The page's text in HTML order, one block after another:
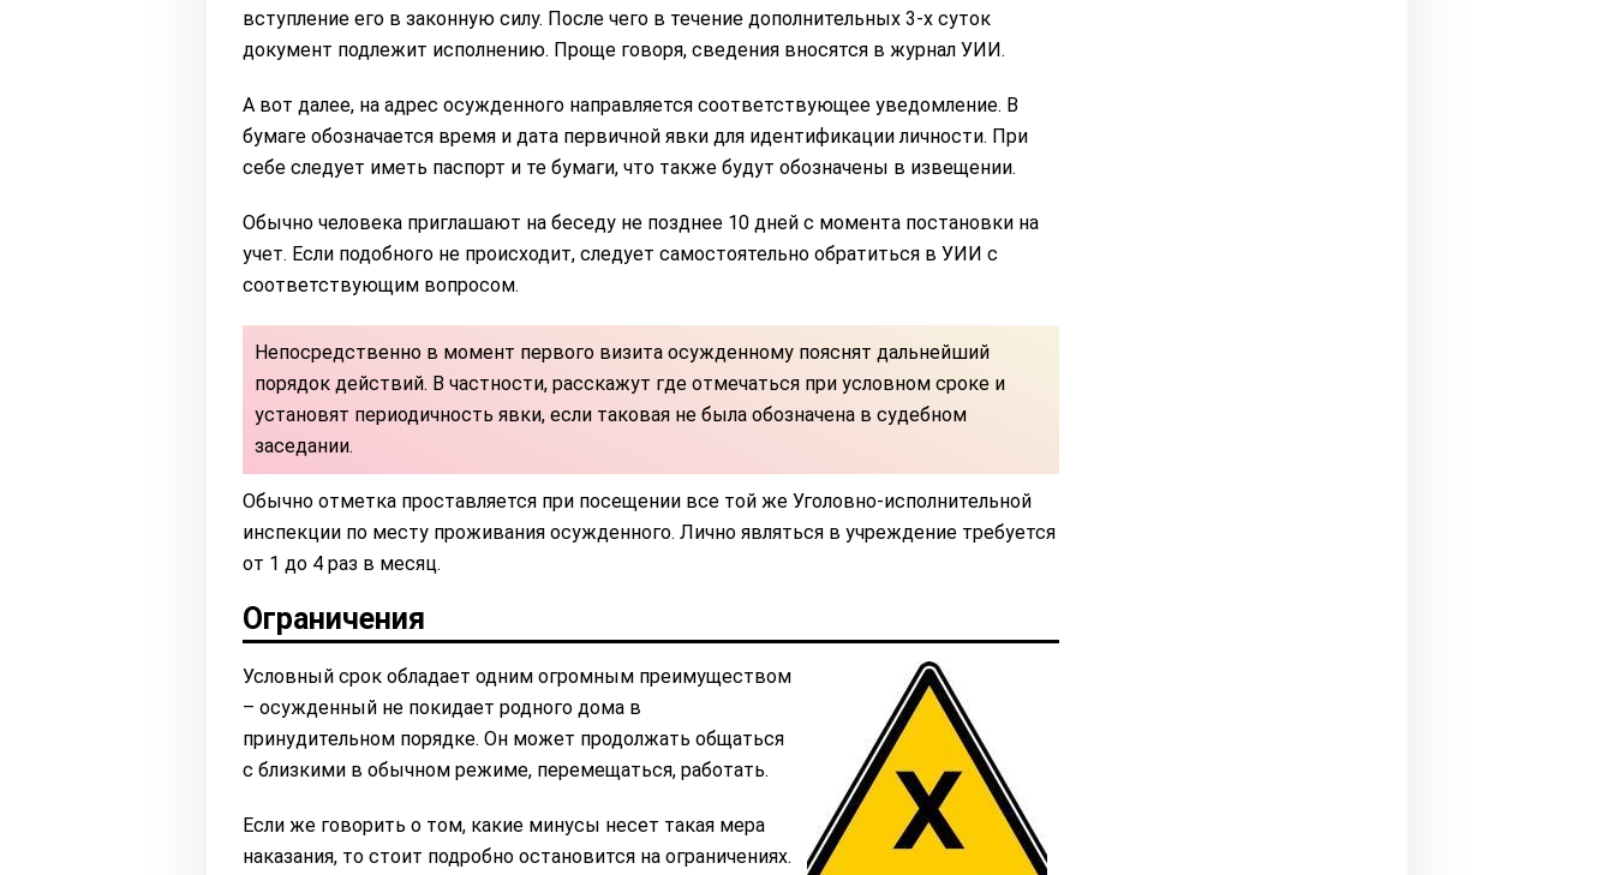
вступление его в законную силу. После чего в течение дополнительных 3-х суток
документ подлежит исполнению. Проще говоря, сведения вносятся в журнал УИИ.
А вот далее, на адрес осужденного направляется соответствующее уведомление. В
бумаге обозначается время и дата первичной явки для идентификации личности. При
себе следует иметь паспорт и те бумаги, что также будут обозначены в извещении.
Обычно человека приглашают на беседу не позднее 10 дней с момента постановки на
учет. Если подобного не происходит, следует самостоятельно обратиться в УИИ с
соответствующим вопросом.
Непосредственно в момент первого визита осужденному пояснят дальнейший
порядок действий. В частности, расскажут где отмечаться при условном сроке и
установят периодичность явки, если таковая не была обозначена в судебном
заседании.
Обычно отметка проставляется при посещении все той же Уголовно-исполнительной
инспекции по месту проживания осужденного. Лично являться в учреждение требуется
от 1 до 4 раз в месяц.
Ограничения
Условный срок обладает одним огромным преимуществом
– осужденный не покидает родного дома в
принудительном порядке. Он может продолжать общаться
с близкими в обычном режиме, перемещаться, работать.
Если же говорить о том, какие минусы несет такая мера
наказания, то стоит подробно остановится на ограничениях.